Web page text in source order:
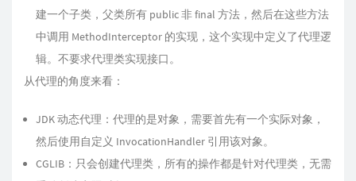
建一个子类，父类所有 public 非 final 方法，然后在这些方法
中调用 MethodInterceptor 的实现，这个实现中定义了代理逻
辑。不要求代理类实现接口。
从代理的角度来看：
JDK 动态代理：代理的是对象，需要首先有一个实际对象，
然后使用自定义 InvocationHandler 引用该对象。
CGLIB：只会创建代理类，所有的操作都是针对代理类，无需